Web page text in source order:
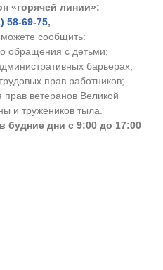
«горячей линии»:
58-69-75,
сообщить:
обращения с детьми;
барьерах;
прав работников;
ветеранов Великой
и тружеников тыла.
будние дни с 9:00 до 17:00